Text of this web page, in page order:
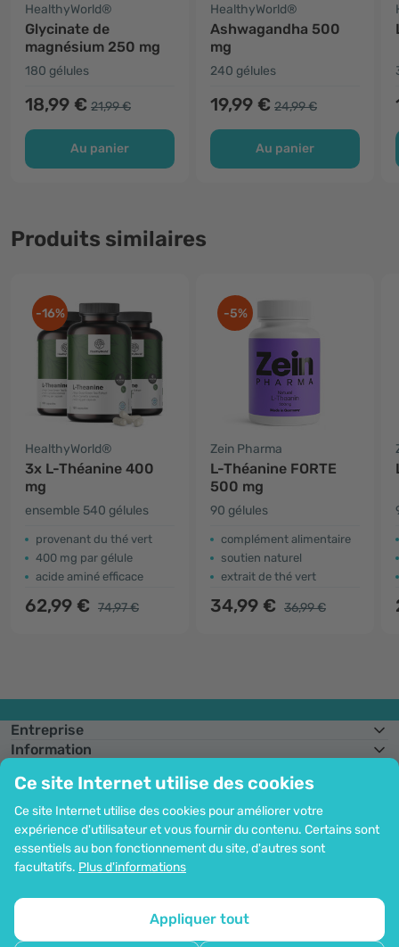
Ce site Internet utilise des cookies
Ce site Internet utilise des cookies pour améliorer votre
expérience d'utilisateur et vous fournir du contenu. Certains sont
essentiels au bon fonctionnement du site, d'autres sont
facultatifs. Plus d'informations
Appliquer tout
HealthyWorld®
Glycinate de
magnésium 250 mg
180 gélules
18,99 € 21,99 €
Au panier
HealthyWorld®
Ashwagandha 500
mg
240 gélules
19,99 € 24,99 €
Au panier
Produits similaires
-16%
HealthyWorld®
3x L-Théanine 400
mg
ensemble 540 gélules
provenant du thé vert
400 mg par gélule
acide aminé efficace
62,99 € 74,97 €
-5%
Zein Pharma
L-Théanine FORTE
500 mg
90 gélules
complément alimentaire
soutien naturel
extrait de thé vert
34,99 € 36,99 €
Entreprise
Information
Assistance et commandes
Possibilité de paiement par carte. Protection garantie des données
personnelles via le cryptage SSL.
Plan du site